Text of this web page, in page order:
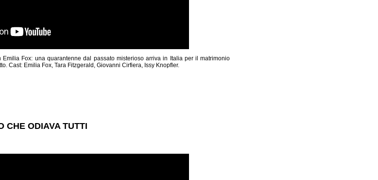
Fox: una quarantenne dal passato misterioso arriva in Italia per il matrimonio
Cast: Emilia Fox, Tara Fitzgerald, Giovanni Cirfiera, Issy Knopfler.
CHE ODIAVA TUTTI